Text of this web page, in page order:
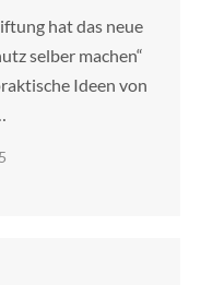
hat das neue
selber machen“
Ideen von